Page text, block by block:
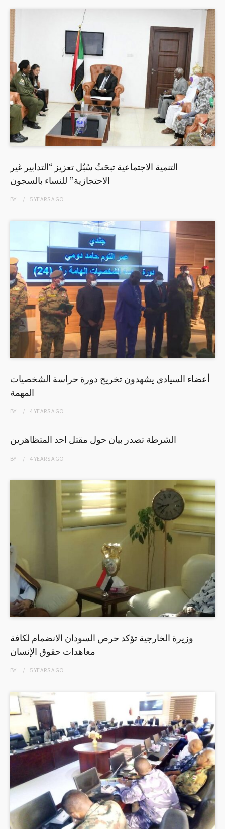
التنمية الاجتماعية تبحَثُ سُبُل تعزيز “التدابير غير
الاحتجازية” للنساء بالسجون
BY 5 YEARSAGO
أعضاء السيادي يشهدون تخريج دورة حراسة الشخصيات
المهمة
BY 4 YEARSAGO
الشرطة تصدر بيان حول مقتل احد المتظاهرين
BY 4 YEARSAGO
وزيرة الخارجية تؤكد حرص السودان الانضمام لكافة
معاهدات حقوق الإنسان
BY 5 YEARSAGO